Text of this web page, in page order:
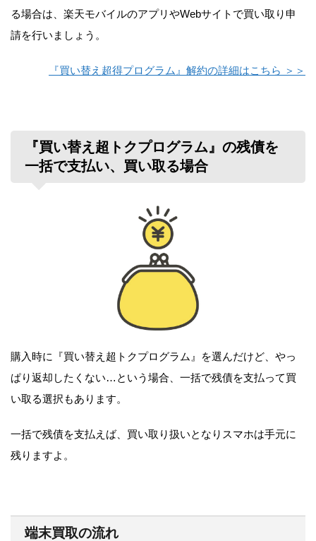
る場合は、楽天モバイルのアプリやWebサイトで買い取り申
請を行いましょう。
『買い替え超得プログラム』解約の詳細はこちら ＞＞
『買い替え超トクプログラム』の残債を
一括で支払い、買い取る場合
購入時に『買い替え超トクプログラム』を選んだけど、やっ
ぱり返却したくない…という 場合、一括で残債を支払って買
い取る選択もあります。
一括で残債を支払えば、買い取り扱いとなりスマホは手元に
残りますよ。
端末買取の流れ